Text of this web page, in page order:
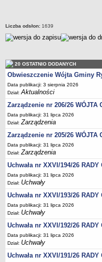
Czas pracy urzędu
Pracownicy urzędu - urząd
Pracownicy urzędu - baza
Kompetencje referatów
Regulamin organizacyjny
Regulamin naboru na wolne
Ogłoszenia o naborze na
Lista kandydatów
wolne stanowiska urzędnicze
Wyniki naboru na wolne
Petycje
Sygnaliści
Galeria
Raporty o stanie dostępności
Wnioski
WŁADZE I STRUKTURA
Struktura organizacyjna
Liczba odsłon: 1639
20 OSTATNIO DODANYCH
Obwieszczenie Wójta Gminy
Data publikacji: 3 sierpnia 2026
Dział:Aktualności
Zarządzenie nr 206/26 WÓJTA
Data publikacji: 31 lipca 2026
Dział:Zarządzenia
Zarządzenie nr 205/26 WÓJTA
Data publikacji: 31 lipca 2026
Dział:Zarządzenia
Uchwała nr XXVI/194/26 RADY
Data publikacji: 31 lipca 2026
Dział: Uchwały
Uchwała nr XXVI/193/26 RADY
Data publikacji: 31 lipca 2026
Dział: Uchwały
Uchwała nr XXVI/192/26 RADY
Data publikacji: 31 lipca 2026
Dział: Uchwały
Uchwała nr XXVI/191/26 RADY